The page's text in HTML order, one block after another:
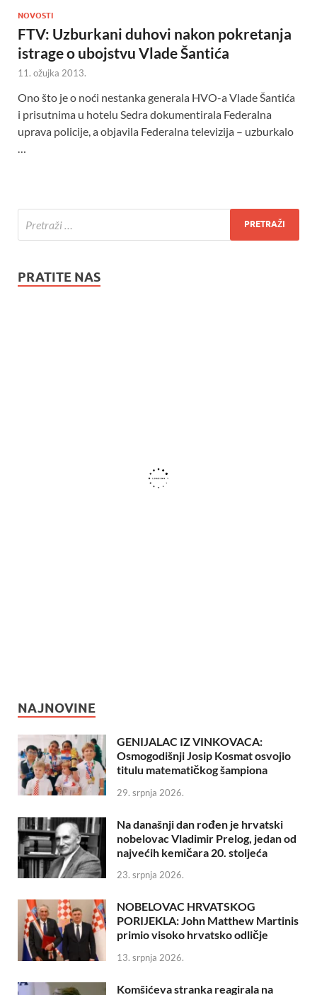
NOVOSTI
FTV: Uzburkani duhovi nakon pokretanja
istrage o ubojstvu Vlade Šantića
11. ožujka 2013.
Ono što je o noći nestanka generala HVO-a Vlade Šantića
i prisutnima u hotelu Sedra dokumentirala Federalna
uprava policije, a objavila Federalna televizija – uzburkalo
PRATITE NAS
NAJNOVINE
GENIJALAC IZ VINKOVACA:
Osmogodišnji Josip Kosmat osvojio
titulu matematičkog šampiona
29. srpnja 2026.
Na današnji dan rođen je hrvatski
nobelovac Vladimir Prelog, jedan od
najvećih kemičara 20. stoljeća
23. srpnja 2026.
NOBELOVAC HRVATSKOG
PORIJEKLA: John Matthew Martinis
primio visoko hrvatsko odličje
13. srpnja 2026.
Komšićeva stranka reagirala na